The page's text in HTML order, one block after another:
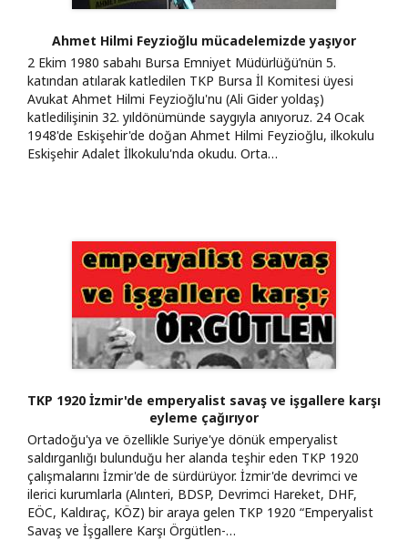
Ahmet Hilmi Feyzioğlu mücadelemizde yaşıyor
2 Ekim 1980 sabahı Bursa Emniyet Müdürlüğü’nün 5.
katından atılarak katledilen TKP Bursa İl Komitesi üyesi
Avukat Ahmet Hilmi Feyzioğlu'nu (Ali Gider yoldaş)
katledilişinin 32. yıldönümünde saygıyla anıyoruz. 24 Ocak
1948'de Eskişehir'de doğan Ahmet Hilmi Feyzioğlu, ilkokulu
Eskişehir Adalet İlkokulu'nda okudu. Orta…
TKP 1920 İzmir'de emperyalist savaş ve işgallere karşı
eyleme çağırıyor
Ortadoğu'ya ve özellikle Suriye'ye dönük emperyalist
saldırganlığı bulunduğu her alanda teşhir eden TKP 1920
çalışmalarını İzmir'de de sürdürüyor. İzmir'de devrimci ve
ilerici kurumlarla (Alınteri, BDSP, Devrimci Hareket, DHF,
EÖC, Kaldıraç, KÖZ) bir araya gelen TKP 1920 “Emperyalist
Savaş ve İşgallere Karşı Örgütlen-…